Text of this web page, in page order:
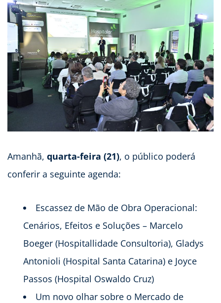
Amanhã, quarta-feira (21), o público poderá
conferir a seguinte agenda:
Escassez de Mão de Obra Operacional:
Cenários, Efeitos e Soluções – Marcelo
Boeger (Hospitallidade Consultoria), Gladys
Antonioli (Hospital Santa Catarina) e Joyce
Passos (Hospital Oswaldo Cruz)
Um novo olhar sobre o Mercado de